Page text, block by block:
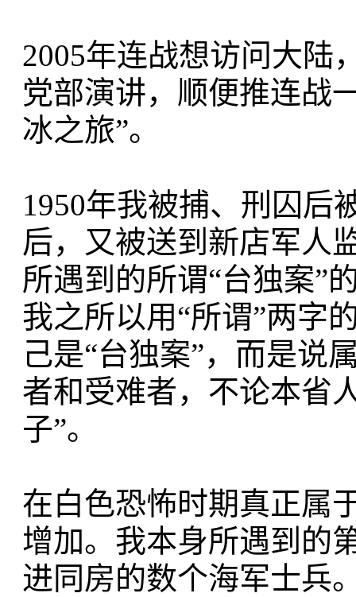
2005年连战想访问大陆
党部演讲，顺便推连战
冰之旅”。
1950年我被捕、刑囚后
后，又被送到新店军人
所遇到的所谓“台独案”
我之所以用“所谓”两字
己是“台独案”，而是说
者和受难者，不论本省
子”。
在白色恐怖时期真正属
增加。我本身所遇到的
进同房的数个海军士兵